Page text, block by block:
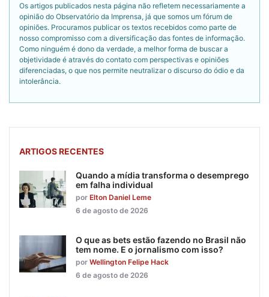
Os artigos publicados nesta página não refletem necessariamente a
opinião do Observatório da Imprensa, já que somos um fórum de
opiniões. Procuramos publicar os textos recebidos como parte de
nosso compromisso com a diversificação das fontes de informação.
Como ninguém é dono da verdade, a melhor forma de buscar a
objetividade é através do contato com perspectivas e opiniões
diferenciadas, o que nos permite neutralizar o discurso do ódio e da
intolerância.
ARTIGOS RECENTES
Quando a mídia transforma o desemprego
em falha individual
por Elton Daniel Leme
6 de agosto de 2026
O que as bets estão fazendo no Brasil não
tem nome. E o jornalismo com isso?
por Wellington Felipe Hack
6 de agosto de 2026